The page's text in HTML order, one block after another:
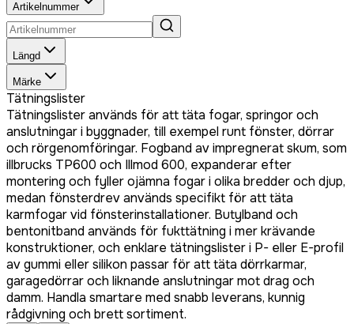
Artikelnummer
Längd
Märke
Tätningslister
Tätningslister används för att täta fogar, springor och
anslutningar i byggnader, till exempel runt fönster, dörrar
och rörgenomföringar. Fogband av impregnerat skum, som
illbrucks TP600 och Illmod 600, expanderar efter
montering och fyller ojämna fogar i olika bredder och djup,
medan fönsterdrev används specifikt för att täta
karmfogar vid fönsterinstallationer. Butylband och
bentonitband används för fukttätning i mer krävande
konstruktioner, och enklare tätningslister i P- eller E-profil
av gummi eller silikon passar för att täta dörrkarmar,
garagedörrar och liknande anslutningar mot drag och
damm. Handla smartare med snabb leverans, kunnig
rådgivning och brett sortiment.